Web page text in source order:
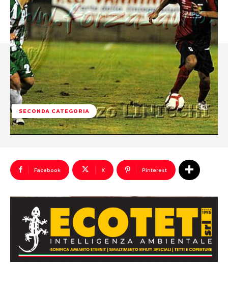
SECONDA CATEGORIA
Facebook X Pinterest